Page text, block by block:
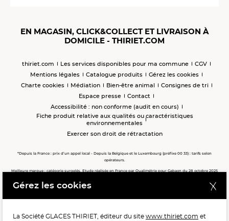
EN MAGASIN, CLICK&COLLECT ET LIVRAISON À
DOMICILE - THIRIET.COM
thiriet.com Les services disponibles pour ma commune
CGV
Mentions légales
Catalogue produits
Gérez les cookies
Charte cookies
Médiation Bien-être animal
Consignes de tri
Espace presse
Contact
Accessibilité : non conforme (audit en cours)
Fiche produit relative aux qualités ou caractéristiques
environnementales
Exercer son droit de rétractation
*Depuis la France : prix d’un appel local - Depuis la Belgique et le Luxembourg (préfixe 00 33) : tarifs selon
opérateurs.
Meilleure marque : catégorie surgelés. Etude réalisée en France par Qualimétrie pour Gabaon du 28 octobre 2025
Meilleure chaîne de magasins, Meilleur e-commerçant, Meilleure relation clients : catégorie surgelés. Étude
Gérez les cookies
La Société GLACES THIRIET, éditeur du site www.thiriet.com et